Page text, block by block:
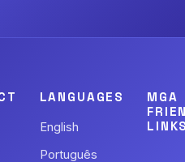
LANGUAGES
English
Português
MGA